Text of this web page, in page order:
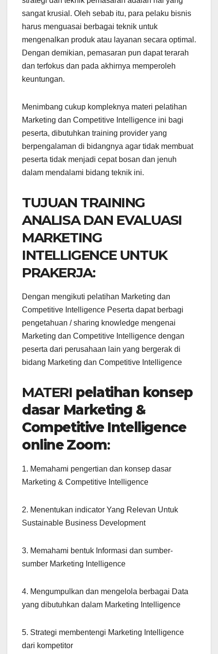
sangat krusial. Oleh sebab itu, para pelaku bisnis
harus menguasai berbagai teknik untuk
mengenalkan produk atau layanan secara optimal.
Dengan demikian, pemasaran pun dapat terarah
dan terfokus dan pada akhirnya memperoleh
keuntungan.
Menimbang cukup kompleknya materi pelatihan
Marketing dan Competitive Intelligence ini bagi
peserta, dibutuhkan training provider yang
berpengalaman di bidangnya agar tidak membuat
peserta tidak menjadi cepat bosan dan jenuh
dalam mendalami bidang teknik ini.
TUJUAN TRAINING
ANALISA DAN EVALUASI
MARKETING
INTELLIGENCE UNTUK
PRAKERJA:
Dengan mengikuti pelatihan Marketing dan
Competitive Intelligence Peserta dapat berbagi
pengetahuan / sharing knowledge mengenai
Marketing dan Competitive Intelligence dengan
peserta dari perusahaan lain yang bergerak di
bidang Marketing dan Competitive Intelligence
MATERI pelatihan konsep
dasar Marketing &
Competitive Intelligence
online Zoom:
1. Memahami pengertian dan konsep dasar
Marketing & Competitive Intelligence
2. Menentukan indicator Yang Relevan Untuk
Sustainable Business Development
3. Memahami bentuk Informasi dan sumber-
sumber Marketing Intelligence
4. Mengumpulkan dan mengelola berbagai Data
yang dibutuhkan dalam Marketing Intelligence
5. Strategi membentengi Marketing Intelligence
dari kompetitor